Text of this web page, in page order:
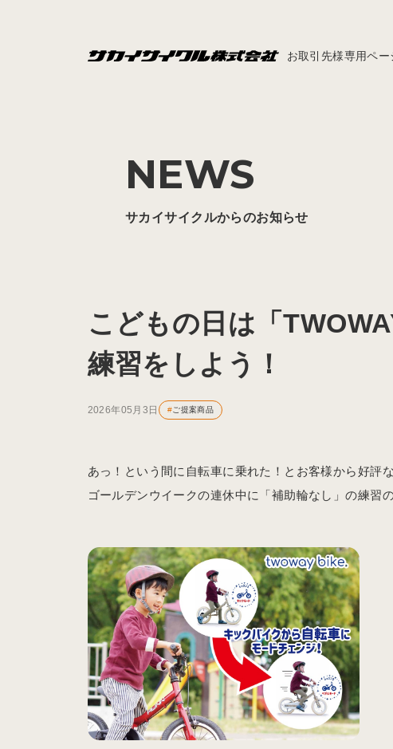
お取引先様専用ペー
NEWS
サカイサイクルからのお知らせ
こどもの日は「
練習をしよう！
2026年05月3日 #ご提案商品
あっ！という間に自転車に乗れた！とお客様から好評
ゴールデンウイークの連休中に「補助輪なし」の練習